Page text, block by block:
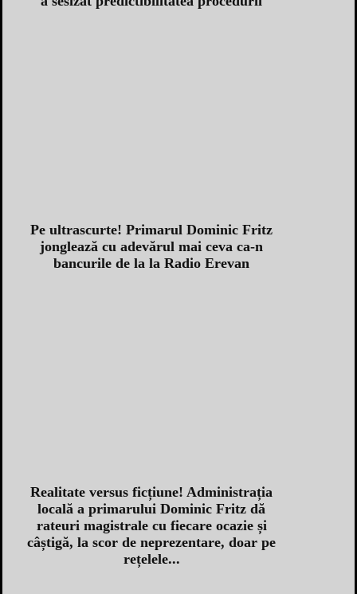
Pe ultrascurte! Primarul Dominic Fritz
jonglează cu adevărul mai ceva ca-n
bancurile de la la Radio Erevan
Realitate versus ficțiune! Administrația
locală a primarului Dominic Fritz dă
rateuri magistrale cu fiecare ocazie și
câștigă, la scor de neprezentare, doar pe
rețelele...